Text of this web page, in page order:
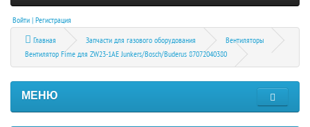
Войти | Регистрация
Главная
Запчасти для газового оборудования
Вентиляторы
Вентилятор Fime для ZW23-1AE Junkers/Bosch/Buderus 87072040380
МЕНЮ